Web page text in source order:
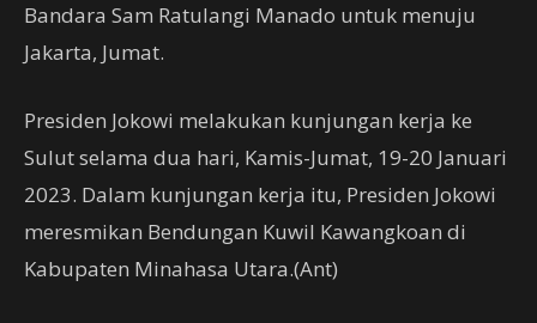
Bandara Sam Ratulangi Manado untuk menuju
Jakarta, Jumat.
Presiden Jokowi melakukan kunjungan kerja ke
Sulut selama dua hari, Kamis-Jumat, 19-20 Januari
2023. Dalam kunjungan kerja itu, Presiden Jokowi
meresmikan Bendungan Kuwil Kawangkoan di
Kabupaten Minahasa Utara.(Ant)